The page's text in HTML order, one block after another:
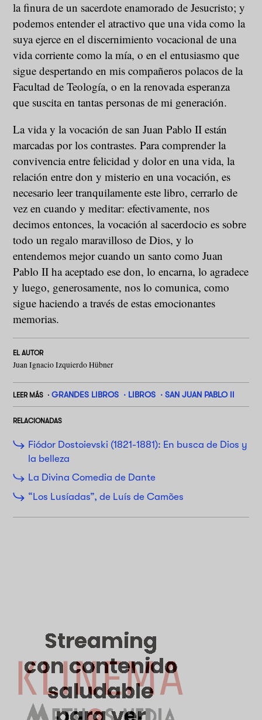
la finura de un sacerdote enamorado de Jesucristo; y
podemos entender el atractivo que una vida como la
suya ejerce en el discernimiento vocacional de una
vida corriente como la mía, o en el entusiasmo que
sigue despertando en mis compañeros polacos de la
Facultad de Teología, o en la renovada esperanza
que suscita en tantas personas de mi generación.
La vida y la vocación de san Juan Pablo II están
marcadas por los contrastes. Para comprender la
convivencia entre felicidad y dolor en una vida, la
relación entre don y misterio en una vocación, es
necesario leer tranquilamente este libro, cerrarlo de
vez en cuando y meditar: efectivamente, nos
decimos entonces, la vocación al sacerdocio es sobre
todo un regalo maravilloso de Dios, y lo
entendemos mejor cuando un santo como Juan
Pablo II ha aceptado ese don, lo encarna, lo agradece
y luego, generosamente, nos lo comunica, como
sigue haciendo a través de estas emocionantes
memorias.
EL AUTOR
Juan Ignacio Izquierdo Hübner
LEER MÁS GRANDES LIBROS LIBROS SAN JUAN PABLO II
RELACIONADAS
Fiódor Dostoievski (1821-1881): En busca de Dios y
la belleza
La Divina Comedia de Dante
“Los Lusíadas”, de Luís de Camões